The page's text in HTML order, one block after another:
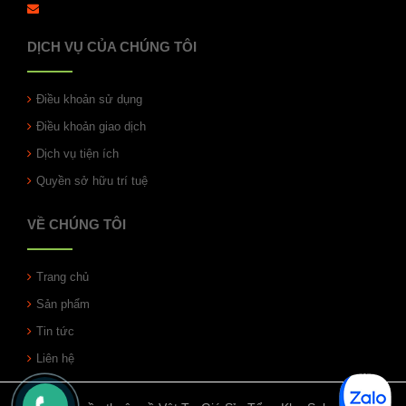
DỊCH VỤ CỦA CHÚNG TÔI
Điều khoản sử dụng
Điều khoản giao dịch
Dịch vụ tiện ích
Quyền sở hữu trí tuệ
VỀ CHÚNG TÔI
Trang chủ
Sản phẩm
Tin tức
Liên hệ